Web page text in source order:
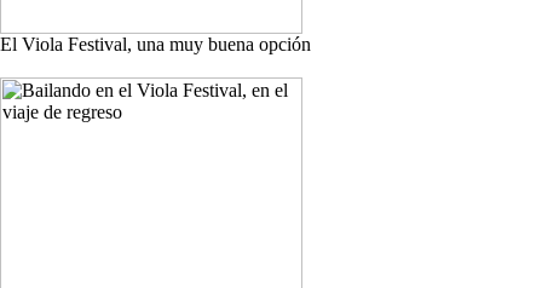
El Viola Festival, una muy buena opción